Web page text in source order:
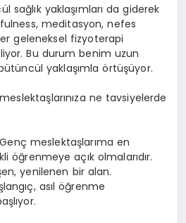
sağlık yaklaşımları da giderek
meditasyon, nefes
geleneksel fizyoterapi
Bu durum benim uzun
yaklaşımla örtüşüyor.
ne tavsiyelerde
Genç meslektaşlarıma en
öğrenmeye açık olmalarıdır.
yenilenen bir alan.
asıl öğrenme